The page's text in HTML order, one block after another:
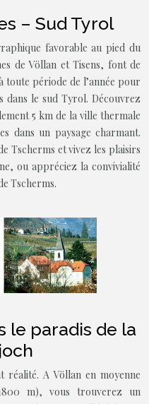
– Sud Tyrol
favorable au pied du
de Völlan et Tisens, font de
toute période de l’année pour
dans le sud Tyrol. Découvrez
5 km de la ville thermale
dans un paysage charmant.
Tscherms et vivez les plaisirs
ou appréciez la convivialité
Tscherms.
le paradis de la
réalité. A Völlan en moyenne
m), vous trouverez un